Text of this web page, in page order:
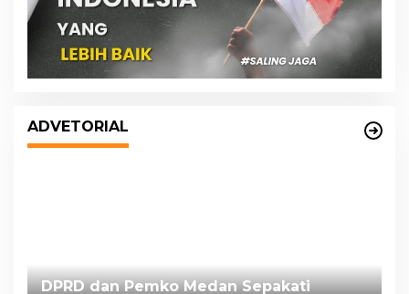
ADVETORIAL
APBD Rakyat yang Sehat